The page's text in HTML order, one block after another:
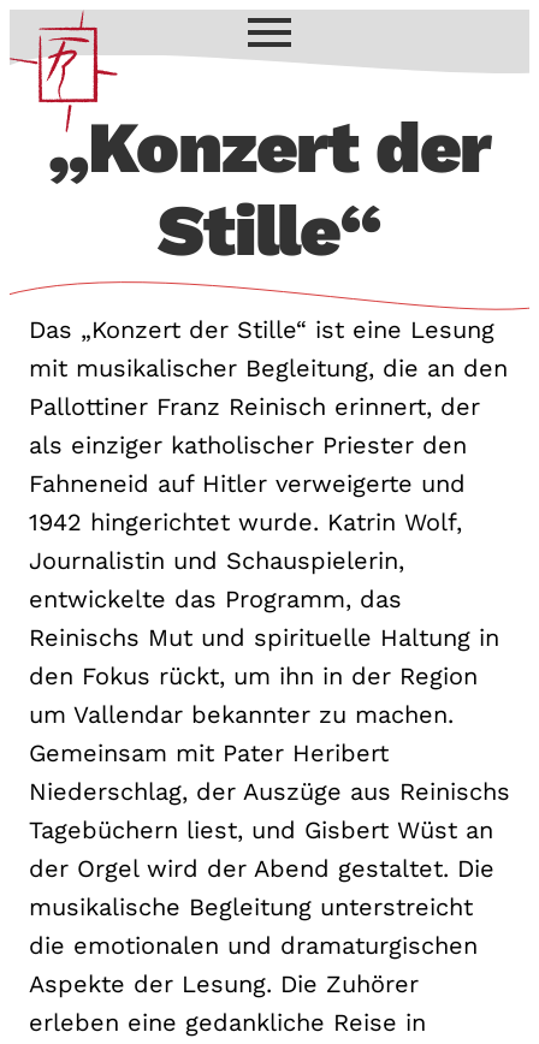
„Konzert der
Stille“
Das „Konzert der Stille“ ist eine Lesung
mit musikalischer Begleitung, die an den
Pallottiner Franz Reinisch erinnert, der
als einziger katholischer Priester den
Fahneneid auf Hitler verweigerte und
1942 hingerichtet wurde. Katrin Wolf,
Journalistin und Schauspielerin,
entwickelte das Programm, das
Reinischs Mut und spirituelle Haltung in
den Fokus rückt, um ihn in der Region
um Vallendar bekannter zu machen.
Gemeinsam mit Pater Heribert
Niederschlag, der Auszüge aus Reinischs
Tagebüchern liest, und Gisbert Wüst an
der Orgel wird der Abend gestaltet. Die
musikalische Begleitung unterstreicht
die emotionalen und dramaturgischen
Aspekte der Lesung. Die Zuhörer
erleben eine gedankliche Reise in